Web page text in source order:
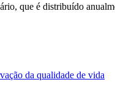
que é distribuído